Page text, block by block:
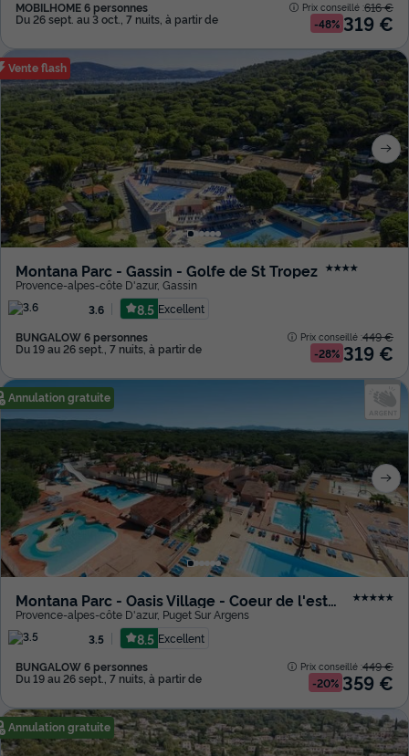
MOBILHOME 6 personnes
Du 26 sept. au 3 oct., 7 nuits, à partir de
Prix conseillé :616 €
-48% 319 €
Vente flash
Montana Parc - Gassin - Golfe de St Tropez ★★★★
Provence-alpes-côte D'azur, Gassin
3.6
8.5 Excellent
BUNGALOW 6 personnes
Du 19 au 26 sept., 7 nuits, à partir de
Prix conseillé :449 €
-28% 319 €
Annulation gratuite
Montana Parc - Oasis Village - Coeur de l'estérel ★★★★★
Provence-alpes-côte D'azur, Puget Sur Argens
3.5
8.5 Excellent
BUNGALOW 6 personnes
Du 19 au 26 sept., 7 nuits, à partir de
Prix conseillé :449 €
-20% 359 €
Annulation gratuite